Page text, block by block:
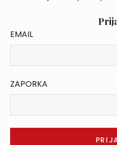
EMAIL
ZAPORKA